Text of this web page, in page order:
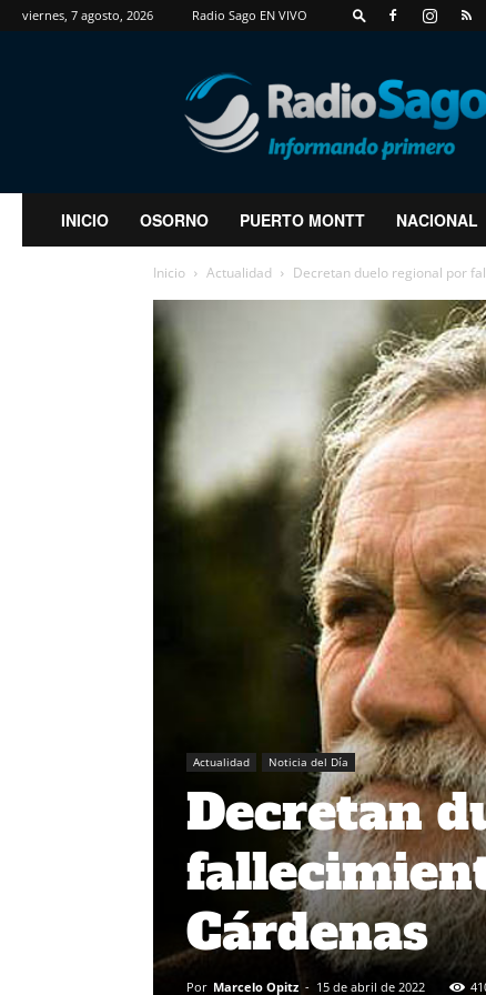
viernes, 7 agosto, 2026 Radio Sago EN VIVO
RadioSago
INICIO OSORNO PUERTO MONTT NACIONAL
Inicio Actualidad Decretan duelo regional por
Actualidad Noticia del Día
Decretan
Cárdenas
Por Marcelo Opitz - 15 de abril de 2022